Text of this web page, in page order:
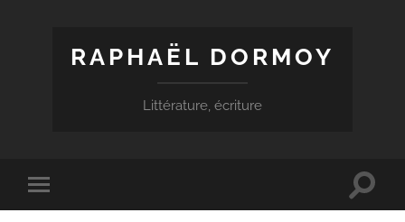
RAPHAËL DORMOY
Littérature, écriture
Toggle
mobile
Toggle